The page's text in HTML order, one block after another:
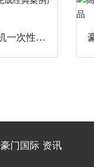
豪
豪门国际 资讯